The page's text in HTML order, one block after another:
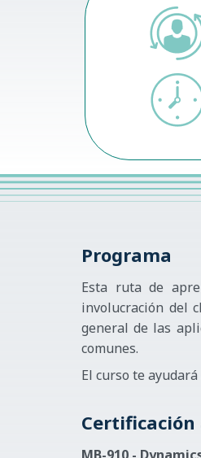
Programa
Esta ruta de
involucración del
general de las
comunes.
El curso te
Certificación